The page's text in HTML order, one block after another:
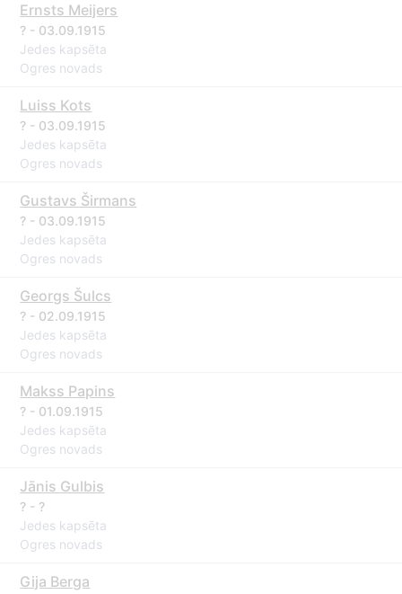
Ernsts Meijers
? - 03.09.1915
Jedes kapsēta
Ogres novads
Luiss Kots
? - 03.09.1915
Jedes kapsēta
Ogres novads
Gustavs Širmans
? - 03.09.1915
Jedes kapsēta
Ogres novads
Georgs Šulcs
? - 02.09.1915
Jedes kapsēta
Ogres novads
Makss Papins
? - 01.09.1915
Jedes kapsēta
Ogres novads
Jānis Gulbis
? - ?
Jedes kapsēta
Ogres novads
Gija Berga